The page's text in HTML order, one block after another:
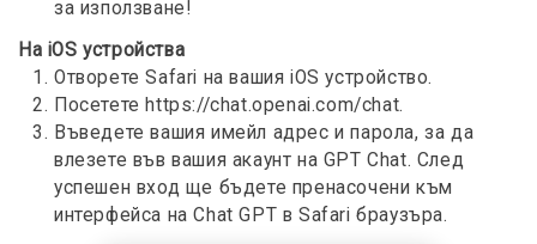
за използване!
На iOS устройства
Отворете Safari на вашия iOS устройство.
Посетете https://chat.openai.com/chat.
Въведете вашия имейл адрес и парола, за да
влезете във вашия акаунт на GPT Chat. След
успешен вход ще бъдете пренасочени към
интерфейса на Chat GPT в Safari браузъра.